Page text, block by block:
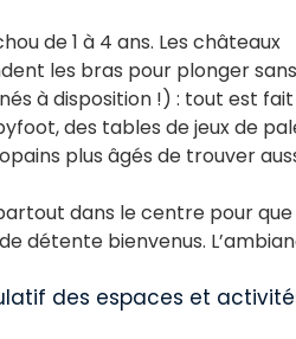
de 1 à 4 ans. Les châteaux
les bras pour plonger
à disposition !) : tout est
des tables de jeux de
plus âgés de trouver
dans le centre pour que
détente bienvenus.
des espaces et